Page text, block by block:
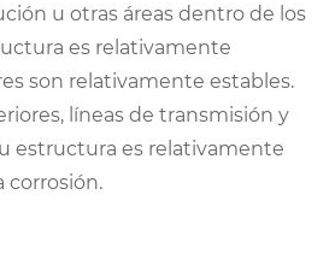
u otras áreas dentro de los
es relativamente
son relativamente estables.
líneas de transmisión y
estructura es relativamente
corrosión.